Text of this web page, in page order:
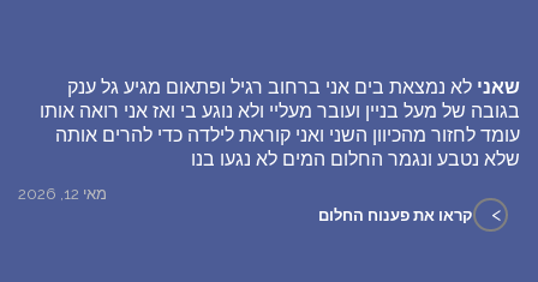
שאני לא נמצאת בים אני ברחוב רגיל ופתאום מגיע גל ענק
בגובה של מעל בניין ועובר מעליי ולא נוגע בי ואז אני רואה אותו
עומד לחזור מהכיוון השני ואני קוראת לילדה כדי להרים אותה
שלא נטבע ונגמר החלום המים לא נגעו בנו
מאי 12, 2026
> קראו את פענוח החלום